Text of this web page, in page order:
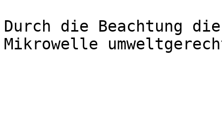
Durch die Beachtung